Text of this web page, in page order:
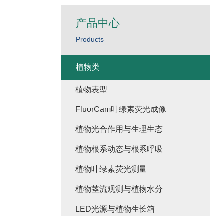
产品中心
Products
植物类
植物表型
FluorCam叶绿素荧光成像
植物光合作用与生理生态
植物根系动态与根系呼吸
植物叶绿素荧光测量
植物茎流观测与植物水分
LED光源与植物生长箱